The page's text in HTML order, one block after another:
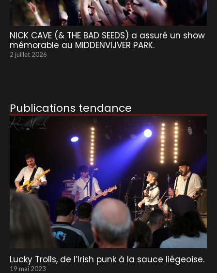
NICK CAVE (& THE BAD SEEDS) a assuré un show
mémorable au MIDDENVIJVER PARK.
2 juillet 2026
Publications tendance
Lucky Trolls, de l’Irish punk à la sauce liégeoise.
19 mai 2023